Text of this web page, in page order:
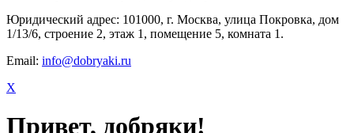
Юридический адрес: 101000, г. Москва, улица Покровка, дом
1/13/6, строение 2, этаж 1, помещение 5, комната 1.
Email: info@dobryaki.ru
X
Привет, добряки!